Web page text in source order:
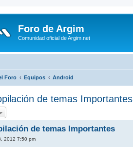
Foro de Argim
Comunidad oficial de Argim.net
Foro Equipos Android
de temas Importantes
de temas Importantes
2012 7:50 pm